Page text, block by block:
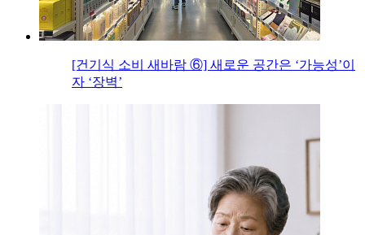
[건기식 소비 새바람 ⑥] 새로운 공간은 ‘가능성’이
자 ‘장벽’